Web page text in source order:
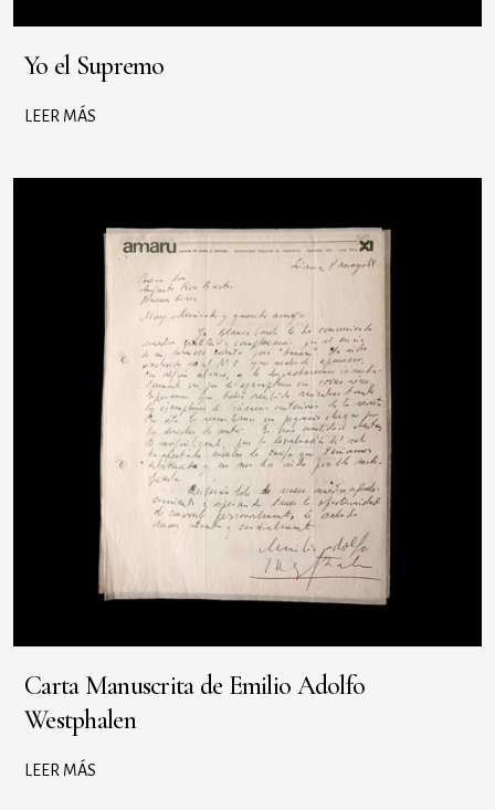
Yo el Supremo
LEER MÁS
Carta Manuscrita de Emilio Adolfo
Westphalen
LEER MÁS